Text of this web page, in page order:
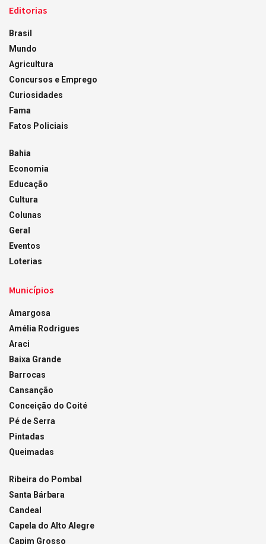
Editorias
Brasil
Mundo
Agricultura
Concursos e Emprego
Curiosidades
Fama
Fatos Policiais
Bahia
Economia
Educação
Cultura
Colunas
Geral
Eventos
Loterias
Municípios
Amargosa
Amélia Rodrigues
Araci
Baixa Grande
Barrocas
Cansanção
Conceição do Coité
Pé de Serra
Pintadas
Queimadas
Ribeira do Pombal
Santa Bárbara
Candeal
Capela do Alto Alegre
Capim Grosso